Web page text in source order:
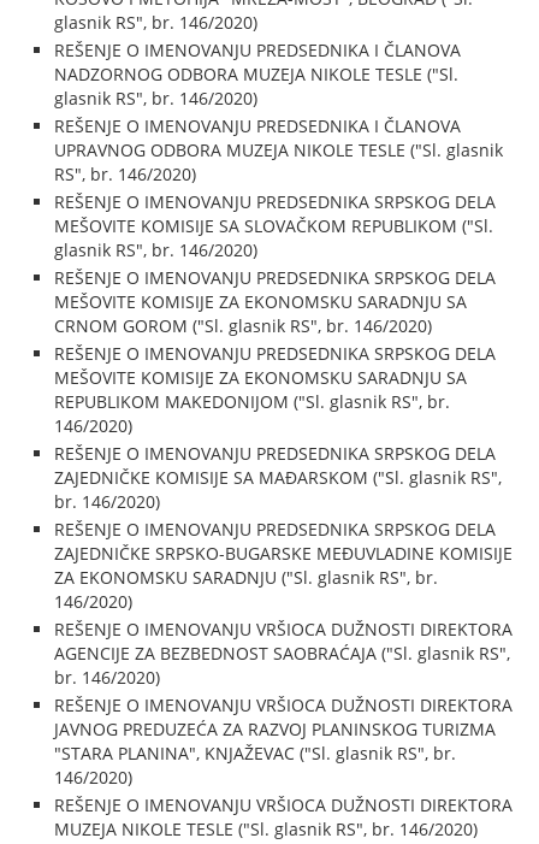
glasnik RS", br. 146/2020)
REŠENJE O IMENOVANJU PREDSEDNIKA I ČLANOVA
NADZORNOG ODBORA MUZEJA NIKOLE TESLE ("Sl.
glasnik RS", br. 146/2020)
REŠENJE O IMENOVANJU PREDSEDNIKA I ČLANOVA
UPRAVNOG ODBORA MUZEJA NIKOLE TESLE ("Sl. glasnik
RS", br. 146/2020)
REŠENJE O IMENOVANJU PREDSEDNIKA SRPSKOG DELA
MEŠOVITE KOMISIJE SA SLOVAČKOM REPUBLIKOM ("Sl.
glasnik RS", br. 146/2020)
REŠENJE O IMENOVANJU PREDSEDNIKA SRPSKOG DELA
MEŠOVITE KOMISIJE ZA EKONOMSKU SARADNJU SA
CRNOM GOROM ("Sl. glasnik RS", br. 146/2020)
REŠENJE O IMENOVANJU PREDSEDNIKA SRPSKOG DELA
MEŠOVITE KOMISIJE ZA EKONOMSKU SARADNJU SA
REPUBLIKOM MAKEDONIJOM ("Sl. glasnik RS", br.
146/2020)
REŠENJE O IMENOVANJU PREDSEDNIKA SRPSKOG DELA
ZAJEDNIČKE KOMISIJE SA MAĐARSKOM ("Sl. glasnik RS",
br. 146/2020)
REŠENJE O IMENOVANJU PREDSEDNIKA SRPSKOG DELA
ZAJEDNIČKE SRPSKO-BUGARSKE MEĐUVLADINE KOMISIJE
ZA EKONOMSKU SARADNJU ("Sl. glasnik RS", br.
146/2020)
REŠENJE O IMENOVANJU VRŠIOCA DUŽNOSTI DIREKTORA
AGENCIJE ZA BEZBEDNOST SAOBRAĆAJA ("Sl. glasnik RS",
br. 146/2020)
REŠENJE O IMENOVANJU VRŠIOCA DUŽNOSTI DIREKTORA
JAVNOG PREDUZEĆA ZA RAZVOJ PLANINSKOG TURIZMA
"STARA PLANINA", KNJAŽEVAC ("Sl. glasnik RS", br.
146/2020)
REŠENJE O IMENOVANJU VRŠIOCA DUŽNOSTI DIREKTORA
MUZEJA NIKOLE TESLE ("Sl. glasnik RS", br. 146/2020)